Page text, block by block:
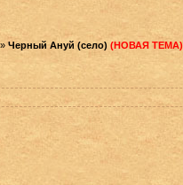
Черный Ануй (село) (НОВАЯ ТЕМА)